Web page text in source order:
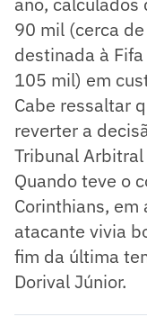
90 mil (cerca
destinada à
105 mil) em
Cabe ressaltar
reverter a
Tribunal
Quando teve o
Corinthians,
atacante vivia
fim da última
Dorival Júnior.